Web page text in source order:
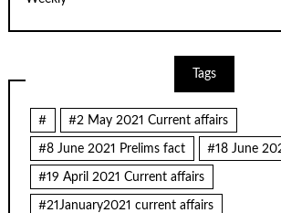
Tags
# #2 May 2021 Current affairs
#8 June 2021 Prelims fact #18 June
#19 April 2021 Current affairs
#21January2021 current affairs